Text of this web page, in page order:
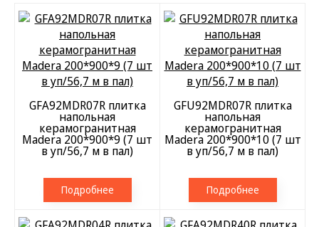
GFA92MDR07R плитка
напольная
керамогранитная
Madera 200*900*9 (7 шт
в уп/56,7 м в пал)
Подробнее
GFU92MDR07R плитка
напольная
керамогранитная
Madera 200*900*10 (7 шт
в уп/56,7 м в пал)
Подробнее